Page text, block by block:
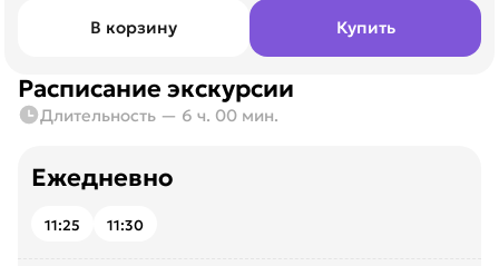
В корзину Купить
Расписание экскурсии
Длительность — 6 ч. 00 мин.
Ежедневно
11:25 11:30